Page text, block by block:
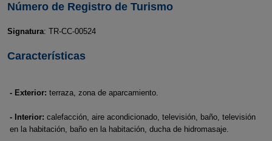
Número de Registro de Turismo
Signatura: TR-CC-00524
Características
- Exterior: terraza, zona de aparcamiento.
- Interior: calefacción, aire acondicionado, televisión, baño, televisión
en la habitación, baño en la habitación, ducha de hidromasaje.